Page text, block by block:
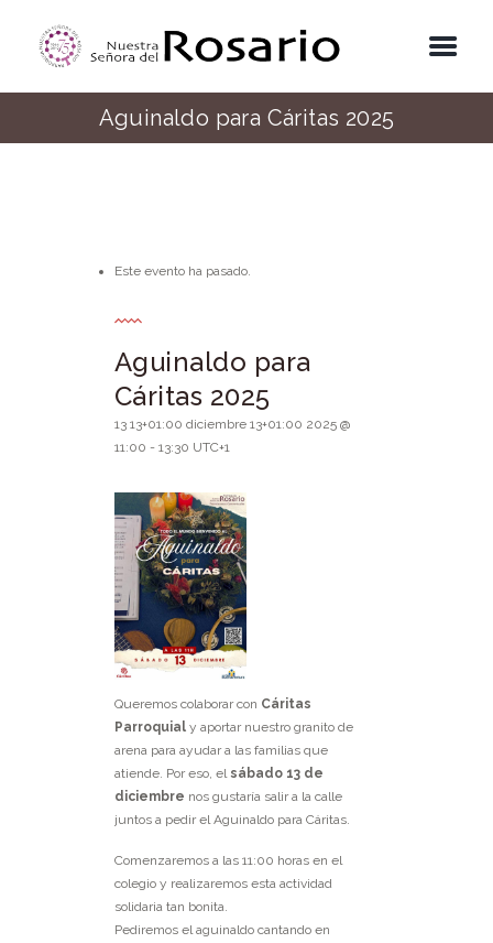
Aguinaldo para Cáritas 2025
Este evento ha pasado.
Aguinaldo para
Cáritas 2025
13 13+01:00 diciembre 13+01:00 2025 @
11:00 - 13:30 UTC+1
Queremos colaborar con Cáritas
Parroquial y aportar nuestro granito de
arena para ayudar a las familias que
atiende. Por eso, el sábado 13 de
diciembre nos gustaría salir a la calle
juntos a pedir el Aguinaldo para Cáritas.
Comenzaremos a las 11:00 horas en el
colegio y realizaremos esta actividad
solidaria tan bonita.
Pediremos el aguinaldo cantando en